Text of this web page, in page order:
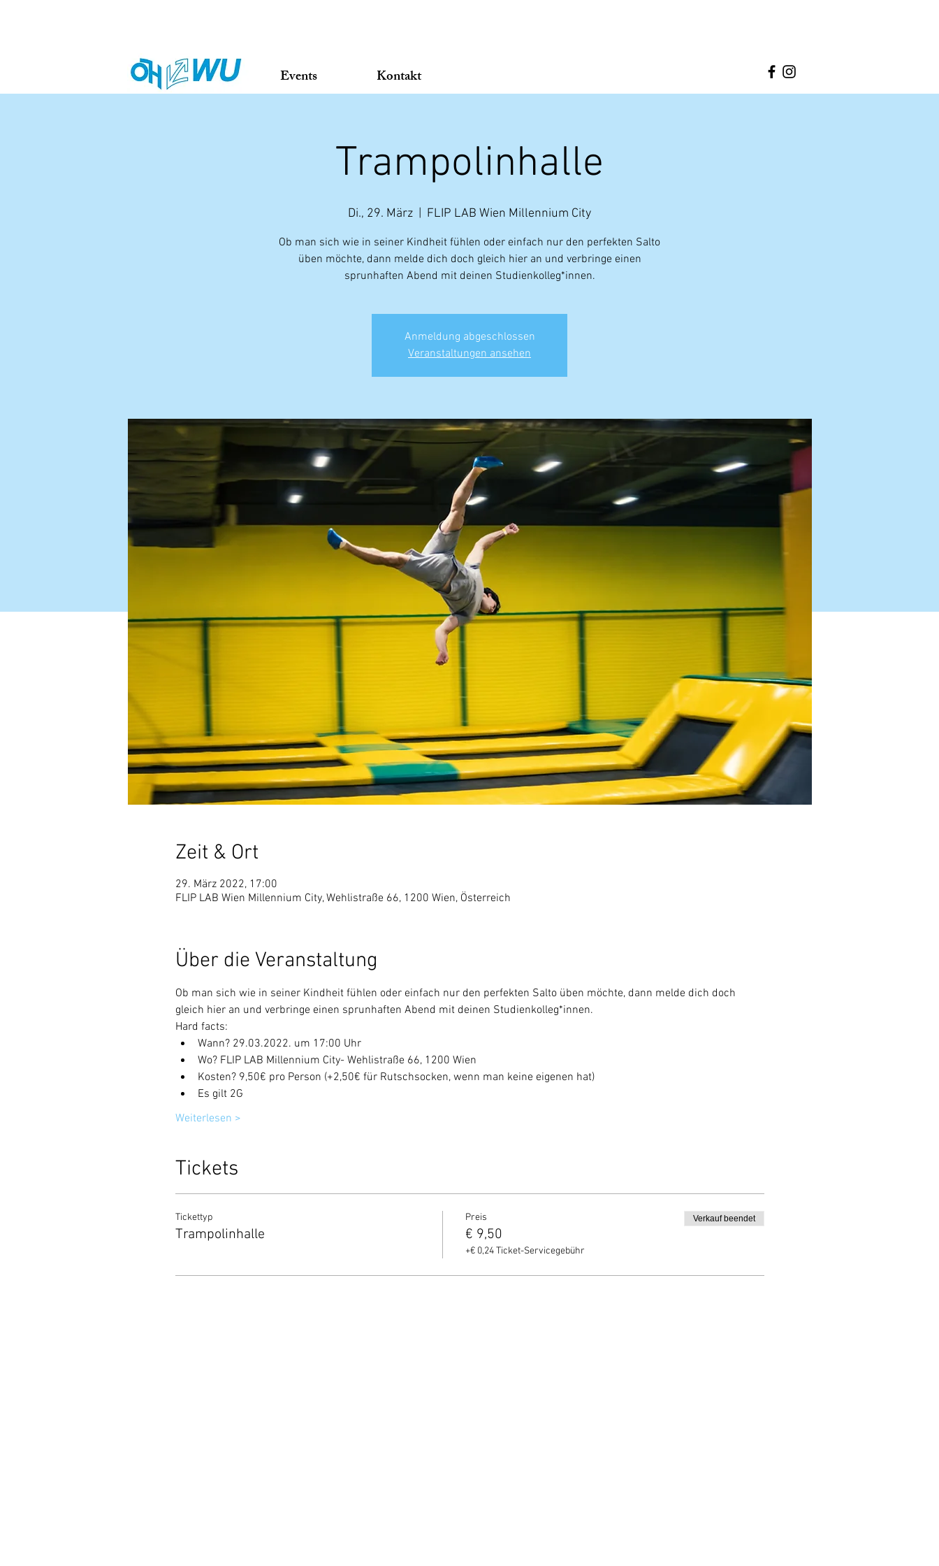
Events Kontakt
Trampolinhalle
Di., 29. März FLIP LAB Wien Millennium City
Ob man sich wie in seiner Kindheit fühlen oder einfach nur den perfekten Salto
üben möchte, dann melde dich doch gleich hier an und verbringe einen
sprunhaften Abend mit deinen Studienkolleg*innen.
Anmeldung abgeschlossen
Veranstaltungen ansehen
Zeit & Ort
29. März 2022, 17:00
FLIP LAB Wien Millennium City, Wehlistraße 66, 1200 Wien, Österreich
Über die Veranstaltung
Ob man sich wie in seiner Kindheit fühlen oder einfach nur den perfekten Salto üben möchte, dann melde dich doch
gleich hier an und verbringe einen sprunhaften Abend mit deinen Studienkolleg*innen.
Hard facts:
Wann? 29.03.2022. um 17:00 Uhr
Wo? FLIP LAB Millennium City- Wehlistraße 66, 1200 Wien
Kosten? 9,50€ pro Person (+2,50€ für Rutschsocken, wenn man keine eigenen hat)
Es gilt 2G
Weiterlesen >
Tickets
Tickettyp
Trampolinhalle
Preis
€ 9,50
+€ 0,24 Ticket-Servicegebühr
Verkauf beendet